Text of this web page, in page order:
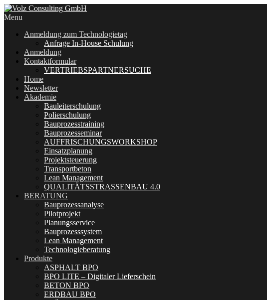
Menu
Anmeldung zum Technologietag
Anfrage In-House Schulung
Anmeldung
Kontaktformular
VERTRIEBSPARTNERSUCHE
Home
Newsletter
Akademie
Bauleiterschulung
Polierschulung
Bauprozesstraining
Bauprozesseminar
AUFFRISCHUNGSWORKSHOP
Einsatzplanung
Projektsteuerung
Transportbeton
Lean Management
QUALITÄTSSTRASSENBAU 4.0
BERATUNG
Bauprozessanalyse
Pilotprojekt
Planungsservice
Bauprozesssystem
Lean Management
Technologieberatung
Produkte
ASPHALT BPO
BPO LITE – Digitaler Lieferschein
BETON BPO
ERDBAU BPO